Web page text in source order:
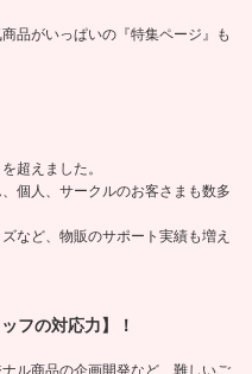
品がいっぱいの『特集ページ』も
超えました。
個人、サークルのお客さまも数多
など、物販のサポート実績も増え
フの対応力】！
ル商品の企画開発など、難しいご